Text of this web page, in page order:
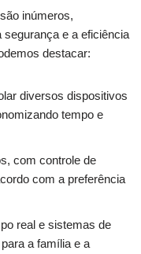
inúmeros,
e a eficiência
destacar:
diversos dispositivos
tempo e
com controle de
com a preferência
real e sistemas de
a família e a